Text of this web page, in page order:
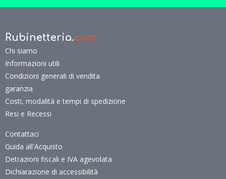
Rubinetteria.com
Chi siamo
Informazioni utili
Condizioni generali di vendita
garanzia
Costi, modalità e tempi di spedizione
Resi e Recessi
Contattaci
Guida all'Acquisto
Detrazioni fiscali e IVA agevolata
Dichiarazione di accessibilità